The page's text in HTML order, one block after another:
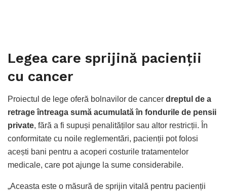
Legea care sprijină pacienții
cu cancer
Proiectul de lege oferă bolnavilor de cancer dreptul de a
retrage întreaga sumă acumulată în fondurile de pensii
private, fără a fi supuși penalităților sau altor restricții. În
conformitate cu noile reglementări, pacienții pot folosi
acești bani pentru a acoperi costurile tratamentelor
medicale, care pot ajunge la sume considerabile.
„Aceasta este o măsură de sprijin vitală pentru pacienții